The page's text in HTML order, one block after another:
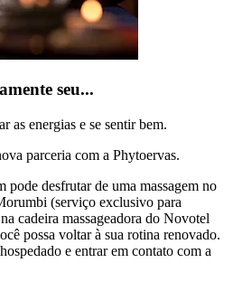
seu...
as energias e se sentir bem.
parceria com a Phytoervas.
pode desfrutar de uma massagem no
(serviço exclusivo para
cadeira massageadora do Novotel
possa voltar à sua rotina renovado.
e entrar em contato com a